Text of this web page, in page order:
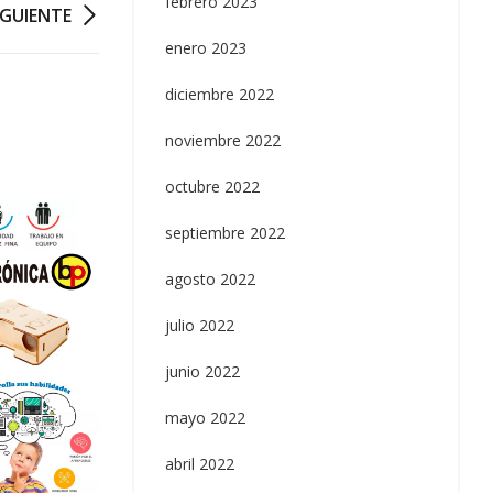
enero 2023
diciembre 2022
noviembre 2022
octubre 2022
septiembre 2022
agosto 2022
julio 2022
junio 2022
mayo 2022
abril 2022